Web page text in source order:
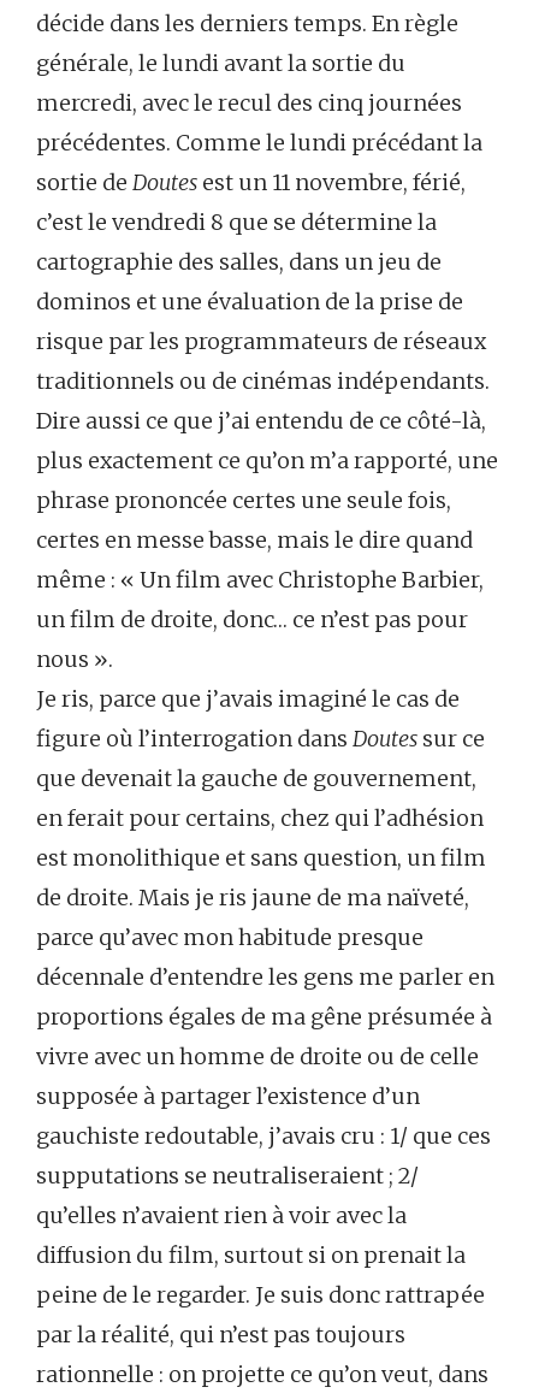
décide dans les derniers temps. En règle
générale, le lundi avant la sortie du
mercredi, avec le recul des cinq journées
précédentes. Comme le lundi précédant la
sortie de Doutes est un 11 novembre, férié,
c’est le vendredi 8 que se détermine la
cartographie des salles, dans un jeu de
dominos et une évaluation de la prise de
risque par les programmateurs de réseaux
traditionnels ou de cinémas indépendants.
Dire aussi ce que j’ai entendu de ce côté-là,
plus exactement ce qu’on m’a rapporté, une
phrase prononcée certes une seule fois,
certes en messe basse, mais le dire quand
même : « Un film avec Christophe Barbier,
un film de droite, donc… ce n’est pas pour
nous ».
Je ris, parce que j’avais imaginé le cas de
figure où l’interrogation dans Doutes sur ce
que devenait la gauche de gouvernement,
en ferait pour certains, chez qui l’adhésion
est monolithique et sans question, un film
de droite. Mais je ris jaune de ma naïveté,
parce qu’avec mon habitude presque
décennale d’entendre les gens me parler en
proportions égales de ma gêne présumée à
vivre avec un homme de droite ou de celle
supposée à partager l’existence d’un
gauchiste redoutable, j’avais cru : 1/ que ces
supputations se neutraliseraient ; 2/
qu’elles n’avaient rien à voir avec la
diffusion du film, surtout si on prenait la
peine de le regarder. Je suis donc rattrapée
par la réalité, qui n’est pas toujours
rationnelle : on projette ce qu’on veut, dans